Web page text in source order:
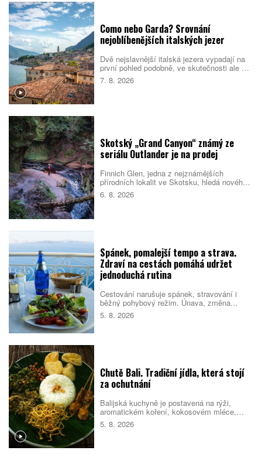
Como nebo Garda? Srovnání
nejoblíbenějších italských jezer
Dvě nejslavnější italská jezera vypadají na
první pohled podobně, ve skutečnosti ale cílí
na jiné cestovatele. Como staví na eleganci,
vilách a klidnější atmosféře. Garda je větší,
7. 8. 2026
Skotský „Grand Canyon“ známý ze
seriálu Outlander je na prodej
Finnich Glen, jedna z nejznámějších
přírodních lokalit ve Skotsku, hledá nového
majitele. Soutěsku proslavil seriál Outlander,
ale objevila se i v dalších filmech a
6. 8. 2026
Spánek, pomalejší tempo a strava.
Zdraví na cestách pomáhá udržet
jednoduchá rutina
Cestování narušuje spánek, stravování i
běžný pohybový režim. Únava, změna
prostředí a nabitý program pak mohou zvýšit
riziko, že se člověk nebude cítit dobře.
5. 8. 2026
Chutě Bali. Tradiční jídla, která stojí
za ochutnání
Balijská kuchyně je postavená na rýži,
aromatickém koření, kokosovém mléce,
chilli a pomalé přípravě masa. Na jídelních
lístcích se střídají pečené vepřové,
5. 8. 2026